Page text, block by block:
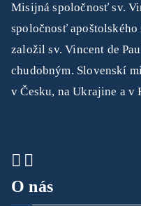
Misijná spoločnosť sv.
spoločnosť
založil sv. Vincent de
chudobným. Slovenskí
v Česku, na Ukrajine a v
O nás